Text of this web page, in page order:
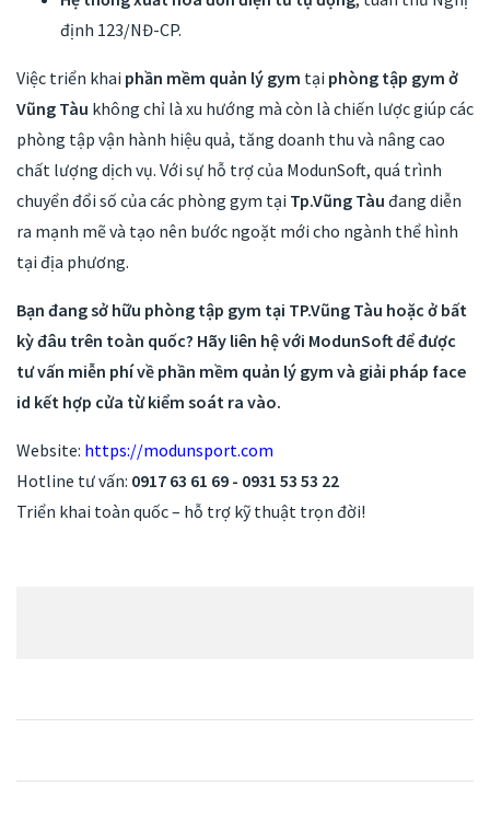
định 123/NĐ-CP.
Việc triển khai phần mềm quản lý gym tại phòng tập gym ở
Vũng Tàu không chỉ là xu hướng mà còn là chiến lược giúp các
phòng tập vận hành hiệu quả, tăng doanh thu và nâng cao
chất lượng dịch vụ. Với sự hỗ trợ của ModunSoft, quá trình
chuyển đổi số của các phòng gym tại Tp.Vũng Tàu đang diễn
ra mạnh mẽ và tạo nên bước ngoặt mới cho ngành thể hình
tại địa phương.
Bạn đang sở hữu phòng tập gym tại TP.Vũng Tàu hoặc ở bất
kỳ đâu trên toàn quốc? Hãy liên hệ với ModunSoft để được
tư vấn miễn phí về phần mềm quản lý gym và giải pháp face
id kết hợp cửa từ kiểm soát ra vào.
Website: https://modunsport.com
Hotline tư vấn: 0917 63 61 69 - 0931 53 53 22
Triển khai toàn quốc – hỗ trợ kỹ thuật trọn đời!